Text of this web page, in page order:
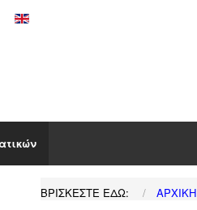
ΒΡΊΣΚΕΣΤΕ ΕΔΏ: ΑΡΧΙΚΉ